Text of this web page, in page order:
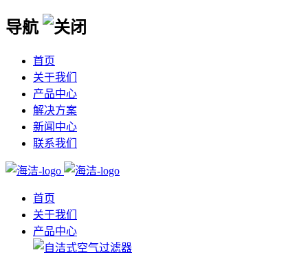
导航
首页
关于我们
产品中心
解决方案
新闻中心
联系我们
首页
关于我们
产品中心